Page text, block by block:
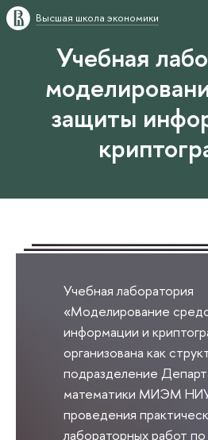
Высшая школа экономики
Учебная
защиты
Учебная лаборатория
«Моделирование
информации и
организована как
подразделение
математики МИЭМ
проведения
лабораторных работ по